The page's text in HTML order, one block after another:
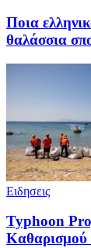
Ποια
θαλάσσια
Ειδησεις
Typhoon
Καθαρισμού